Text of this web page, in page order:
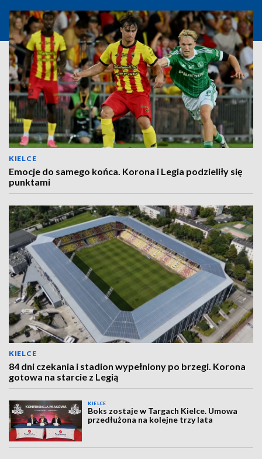
KIELCE
Emocje do samego końca. Korona i Legia podzieliły się
punktami
KIELCE
84 dni czekania i stadion wypełniony po brzegi. Korona
gotowa na starcie z Legią
KIELCE
Boks zostaje w Targach Kielce. Umowa
przedłużona na kolejne trzy lata